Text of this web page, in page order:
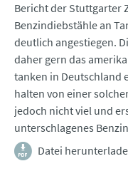
Bericht der Stuttgarter
Benzindiebstähle an
deutlich angestiegen.
daher gern das
tanken in Deutschland
halten von einer
jedoch nicht viel und
unterschlagenes
Datei